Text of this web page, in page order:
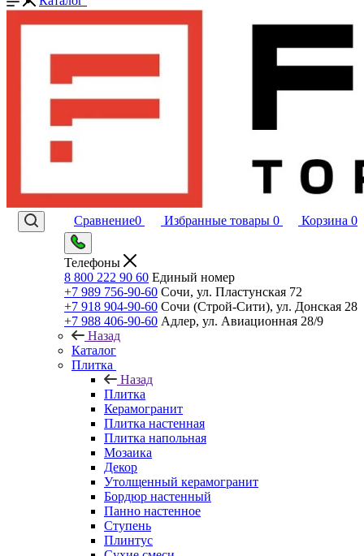
Сравнение0 Избранные товары 0 Корзина 0
Телефоны
8 800 222 90 60 Единый номер
+7 989 756-90-60 Сочи, ул. Пластунская 72
+7 918 904-90-60 Сочи (Строй-Сити), ул. Донская 28
+7 988 406-90-60 Адлер, ул. Авиационная 28/9
Назад
Каталог
Плитка
Назад
Плитка
Керамогранит
Плитка настенная
Плитка напольная
Мозаика
Декор
Утолщенный керамогранит
Бордюр настенный
Панно настенное
Ступень
Плинтус